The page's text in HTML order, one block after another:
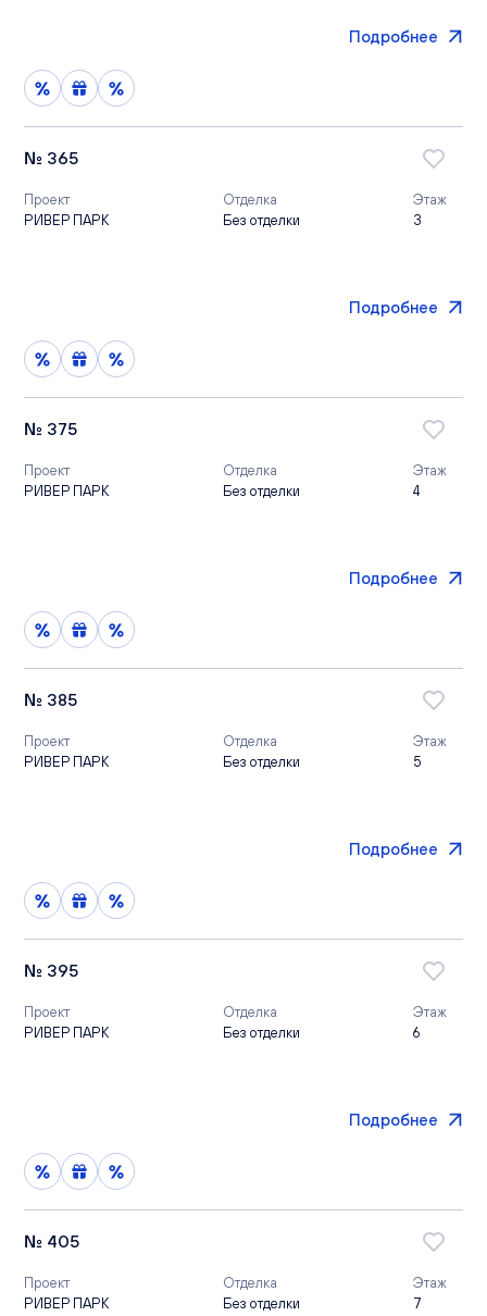
Подробнее
№ 365
Проект
РИВЕР ПАРК
Отделка
Без отделки
Этаж
3
Подробнее
№ 375
Проект
РИВЕР ПАРК
Отделка
Без отделки
Этаж
4
Подробнее
№ 385
Проект
РИВЕР ПАРК
Отделка
Без отделки
Этаж
5
Подробнее
№ 395
Проект
РИВЕР ПАРК
Отделка
Без отделки
Этаж
6
Подробнее
№ 405
Проект
РИВЕР ПАРК
Отделка
Без отделки
Этаж
7